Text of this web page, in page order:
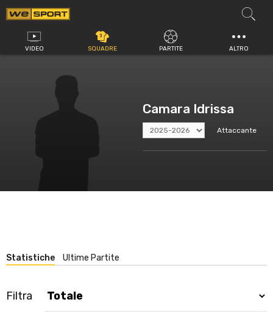
Vai
al
contenuto
VIDEO SQUADRE PARTITE ALTRO
Camara Idrissa
Attaccante
Statistiche Ultime Partite
Filtra